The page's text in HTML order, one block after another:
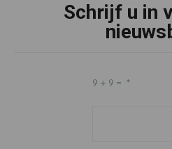
Schrijf u in
9 + 9 = *